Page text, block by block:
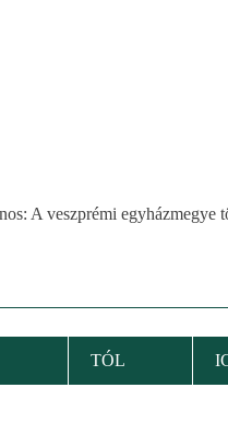
A veszprémi egyházmegye
TÓL